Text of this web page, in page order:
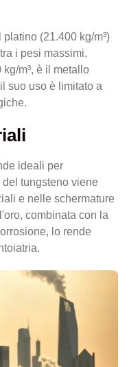
(21.400 kg/m³)
i pesi massimi.
m³, è il metallo
suo uso è limitato a
ideali per
tungsteno viene
e nelle schermature
combinata con la
lo rende